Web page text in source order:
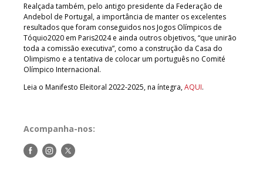
Realçada também, pelo antigo presidente da Federação de
Andebol de Portugal, a importância de manter os excelentes
resultados que foram conseguidos nos Jogos Olímpicos de
Tóquio2020 em Paris2024 e ainda outros objetivos, “que unirão
toda a comissão executiva”, como a construção da Casa do
Olimpismo e a tentativa de colocar um português no Comité
Olímpico Internacional.
Leia o Manifesto Eleitoral 2022-2025, na íntegra,AQUI.
Acompanha-nos:
Siga-Siga-Siga-